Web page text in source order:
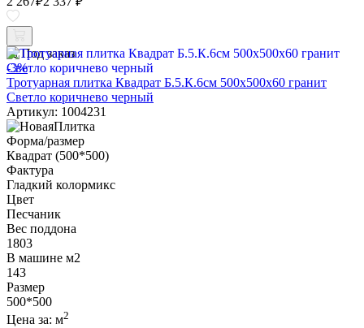
Под заказ
-3%
Тротуарная плитка Квадрат Б.5.К.6см 500х500х60 гранит
Светло коричнево черный
Артикул: 1004231
Форма/размер
Квадрат (500*500)
Фактура
Гладкий колормикс
Цвет
Песчаник
Вес поддона
1803
В машине м2
143
Размер
500*500
Цена за: м2